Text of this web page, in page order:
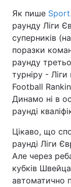
Тема
Як пише
раунду Ліги
суперників
поразки
раунду
турніру -
Football
Динамо ні в
раунді
Цікаво, що
раунді Ліги
Але через
кубків
автоматично